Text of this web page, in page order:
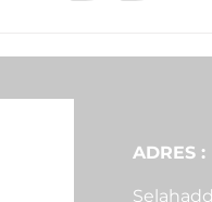
ADRES :